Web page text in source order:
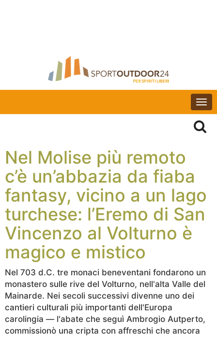
Nel Molise più remoto
c’è un’abbazia da fiaba
fantasy, vicino a un lago
turchese: l’Eremo di San
Vincenzo al Volturno è
magico e mistico
Nel 703 d.C. tre monaci beneventani fondarono un
monastero sulle rive del Volturno, nell'alta Valle del
Mainarde. Nei secoli successivi divenne uno dei
cantieri culturali più importanti dell'Europa
carolingia — l'abate che seguì Ambrogio Autperto,
commissionò una cripta con affreschi che ancora